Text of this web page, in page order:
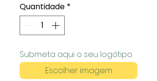
Quantidade *
Submeta aqui o seu logótipo
Escolher imagem